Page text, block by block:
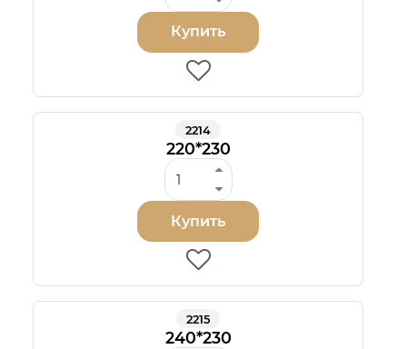
Купить
2214
220*230
Купить
2215
240*230